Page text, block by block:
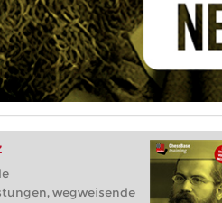
wegweisende